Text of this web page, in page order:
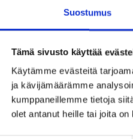
Suostumus
Tämä sivusto käyttää
Käytämme evästeitä
ja kävijämäärämme
kumppaneillemme tietoja
olet antanut heille tai joita